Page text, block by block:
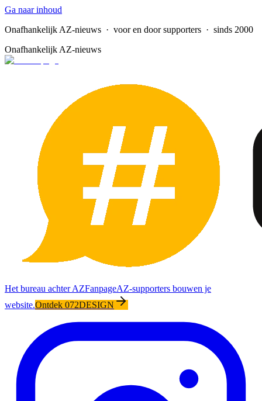
Ga naar inhoud
Onafhankelijk AZ-nieuws · voor en door supporters · sinds 2000
Onafhankelijk AZ-nieuws
Het bureau achter AZFanpageAZ-supporters bouwen je
website.Ontdek 072DESIGN